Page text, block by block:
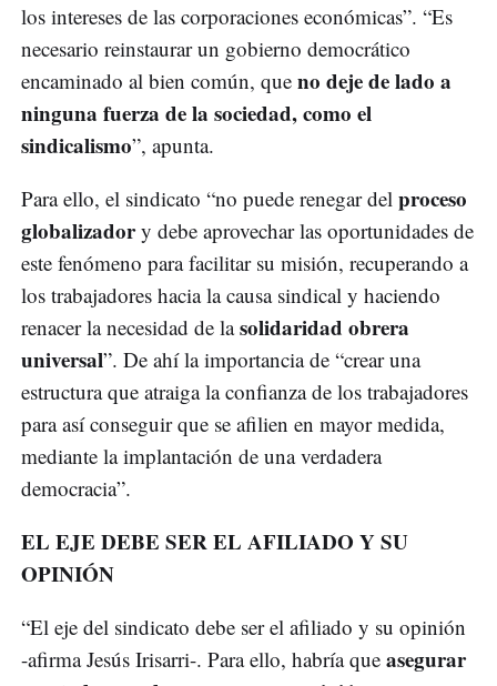
los intereses de las corporaciones económicas”. “Es
necesario reinstaurar un gobierno democrático
encaminado al bien común, que no deje de lado a
ninguna fuerza de la sociedad, como el
sindicalismo”, apunta.
Para ello, el sindicato “no puede renegar del proceso
globalizadory debe aprovechar las oportunidades de
este fenómeno para facilitar su misión, recuperando a
los trabajadores hacia la causa sindical y haciendo
renacer la necesidad de lasolidaridad obrera
universal”. De ahí la importancia de “crear una
estructura que atraiga la confianza de los trabajadores
para así conseguir que se afilien en mayor medida,
mediante la implantación de una verdadera
democracia”.
EL EJE DEBE SER EL AFILIADO Y SU
OPINIÓN
“El eje del sindicato debe ser el afiliado y su opinión
-afirma Jesús Irisarri-. Para ello, habría que asegurar